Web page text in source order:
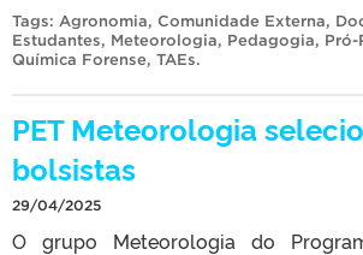
Tags: Agronomia, Comunidade Externa,
Estudantes, Meteorologia, Pedagogia, Pró-
Química Forense, TAEs.
PET Meteorologia
bolsistas
29/04/2025
O grupo Meteorologia do